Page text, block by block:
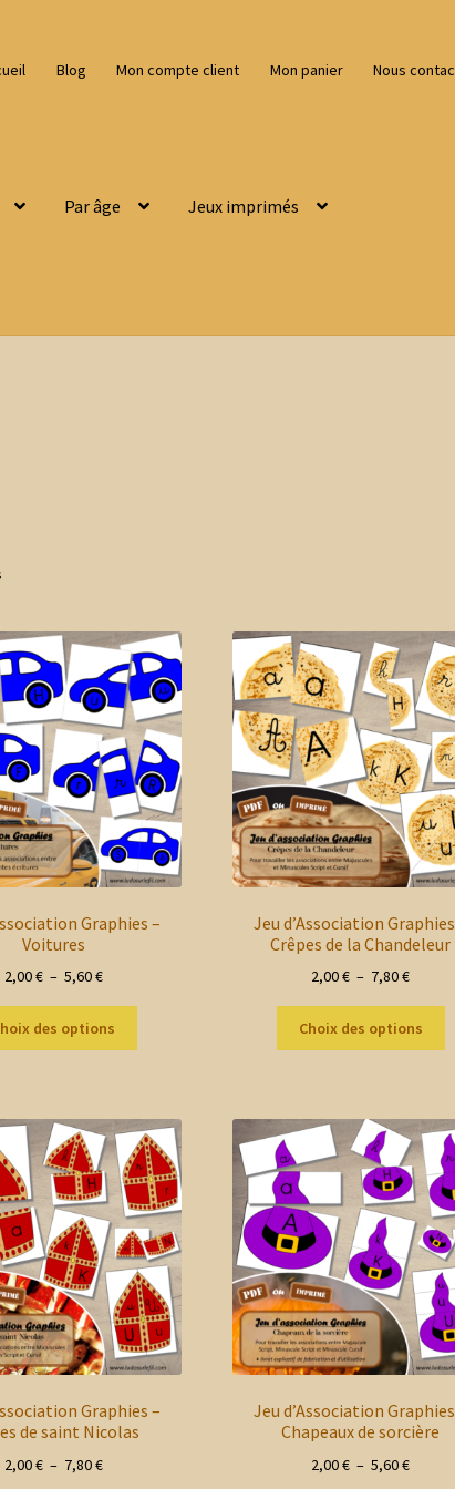
Blog Mon compte client Mon panier Nous
Par âge Jeux imprimés
récent
au
plus
ancien
Graphies –
Voitures
2,00€ – 5,60€Plage
prix :
2,00 €
des options
variations.
Les
options
peuvent
être
choisies
sur
la
page
du
produit
Jeu d’Association
Crêpes de la Chandeleur
2,00€ – 7,80€Plage
prix :
2,00 €
Choix des options
la
Graphies –
de saint Nicolas
2,00€ – 7,80€Plage
Jeu d’Association
Chapeaux de sorcière
2,00€ – 5,60€Plage